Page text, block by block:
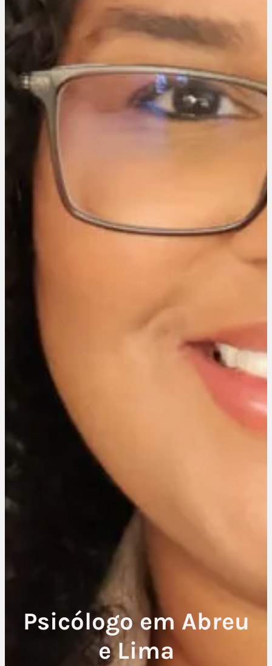
Psicólogo em Abreu
e Lima